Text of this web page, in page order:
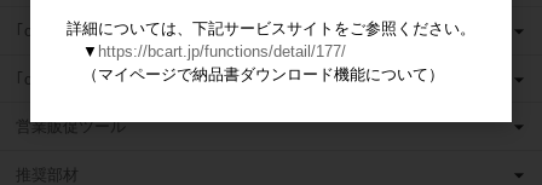
｢casaの家」営業ツール
｢casaの家」現場ツール
営業販促ツール
推奨部材
詳細については、下記サービスサイトをご参照ください。
▼ https://bcart.jp/functions/detail/177/
（マイページで納品書ダウンロード機能について）